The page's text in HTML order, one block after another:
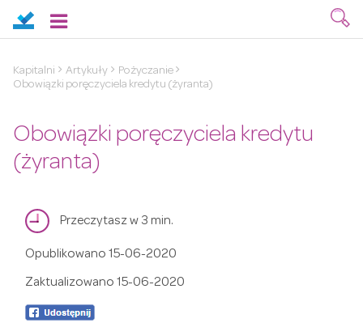
Kapitalni Artykuły
Pożyczanie
Obowiązki poręczyciela kredytu (żyranta)
Obowiązki poręczyciela kredytu
(żyranta)
Przeczytasz w 3 min.
Opublikowano 15-06-2020
Zaktualizowano 15-06-2020